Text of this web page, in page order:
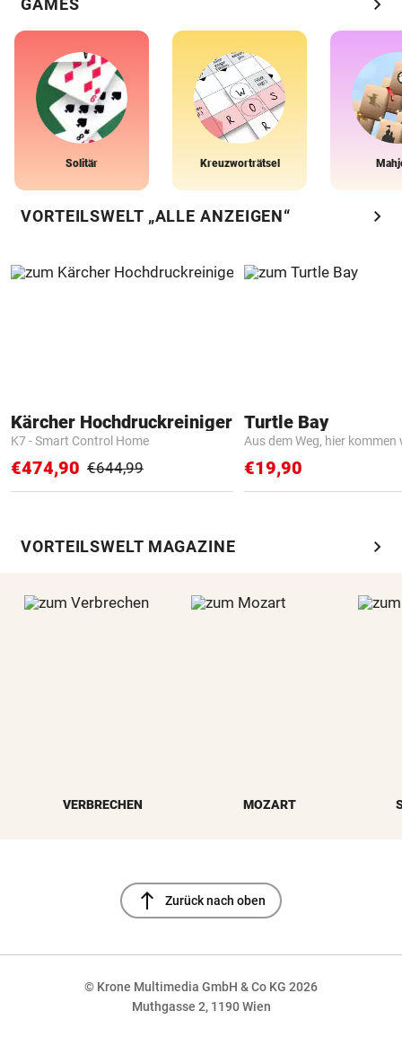
Solitär Kreuzworträtsel
VORTEILSWELT „ALLE ANZEIGEN“ chevron_right
Kärcher Hochdruckreiniger
K7 - Smart Control Home
€474,90 €644,99
Turtle Bay
Aus dem Weg, hier kommen
€19,90
VORTEILSWELT MAGAZINE chevron_right
VERBRECHEN MOZART
north Zurück nach oben
© Krone Multimedia GmbH & Co KG 2026
Muthgasse 2, 1190 Wien